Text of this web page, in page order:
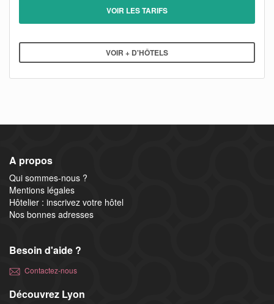
VOIR LES TARIFS
VOIR + D'HÔTELS
A propos
Qui sommes-nous ?
Mentions légales
Hôtelier : inscrivez votre hôtel
Nos bonnes adresses
Besoin d'aide ?
Contactez-nous
Découvrez Lyon